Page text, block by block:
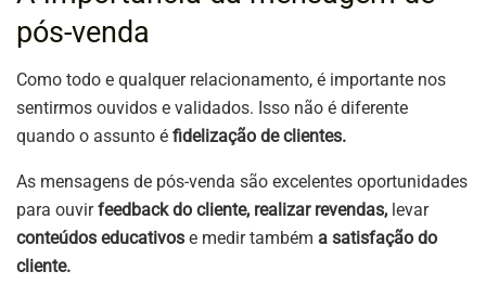
pós-venda
Como todo e qualquer relacionamento, é importante nos
sentirmos ouvidos e validados. Isso não é diferente
quando o assunto é fidelização de clientes.
As mensagens de pós-venda são excelentes oportunidades
para ouvirfeedback do cliente, realizar revendas, levar
conteúdos educativos e medir também a satisfação do
cliente.